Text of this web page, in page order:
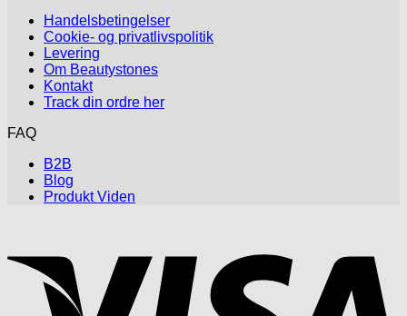
Handelsbetingelser
Cookie- og privatlivspolitik
Levering
Om Beautystones
Kontakt
Track din ordre her
FAQ
B2B
Blog
Produkt Viden